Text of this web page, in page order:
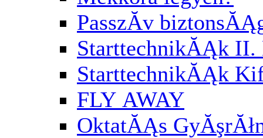
PasszĂ­v
StarttechnikĂĄk II.
StarttechnikĂĄk
FLY AWAY
OktatĂĄs